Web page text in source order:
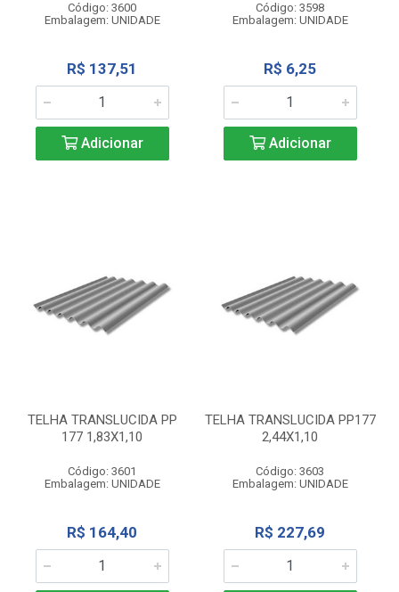
Código: 3600
Embalagem: UNIDADE
R$ 137,51
Adicionar
Código: 3598
Embalagem: UNIDADE
R$ 6,25
Adicionar
TELHA TRANSLUCIDA PP
177 1,83X1,10
Código: 3601
Embalagem: UNIDADE
R$ 164,40
TELHA TRANSLUCIDA PP177
2,44X1,10
Código: 3603
Embalagem: UNIDADE
R$ 227,69